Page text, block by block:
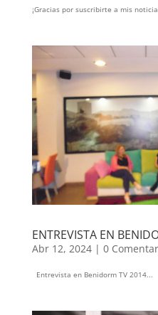
¡Gracias por suscribirte a mis
ENTREVISTA EN
Abr 12, 2024| 0
Entrevista en Benidorm TV 2014...